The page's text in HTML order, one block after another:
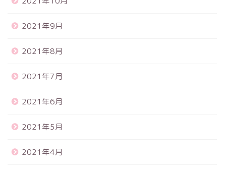
2021年9月
2021年8月
2021年7月
2021年6月
2021年5月
2021年4月